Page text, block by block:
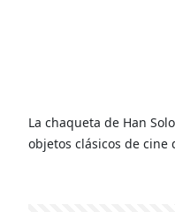
La chaqueta de Han
objetos clásicos de cine